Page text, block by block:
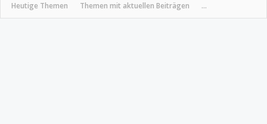
Heutige Themen Themen mit aktuellen Beiträgen ...